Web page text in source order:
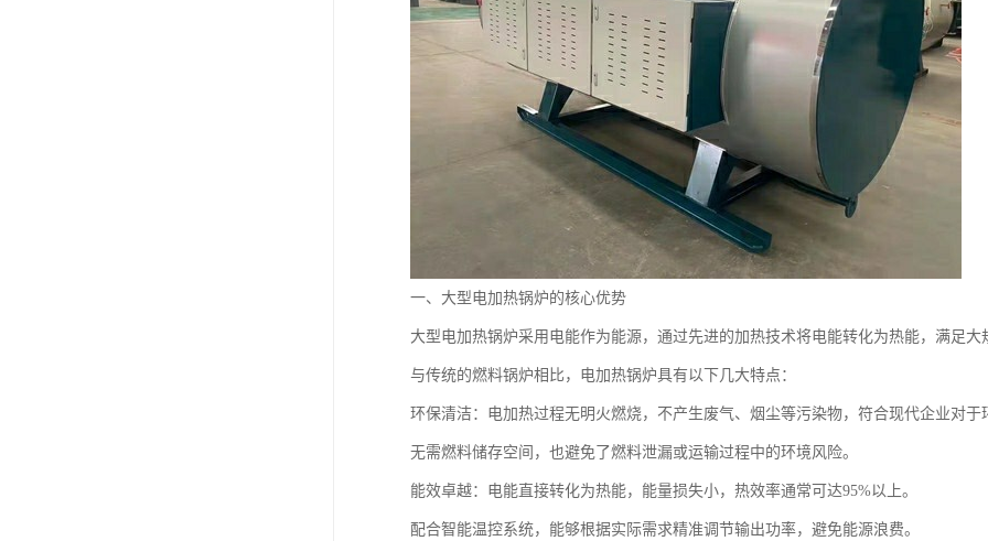
一、大型电加热锅炉的核心优势
大型电加热锅炉采用电能作为能源，通过先进的加热技术将电能转化为热能，满足
与传统的燃料锅炉相比，电加热锅炉具有以下几大特点：
环保清洁：电加热过程无明火燃烧，不产生废气、烟尘等污染物，符合现代企业对于
无需燃料储存空间，也避免了燃料泄漏或运输过程中的环境风险。
能效卓越：电能直接转化为热能，能量损失小，热效率通常可达95%以上。
配合智能温控系统，能够根据实际需求精准调节输出功率，避免能源浪费。